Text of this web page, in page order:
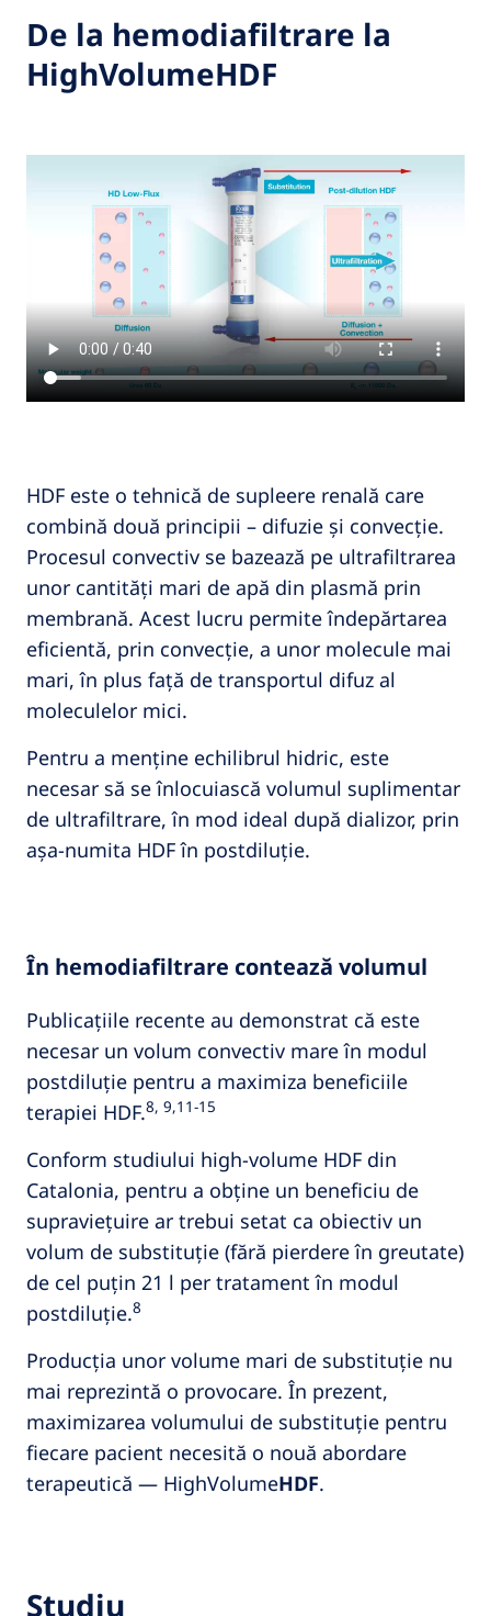
De la hemodiafiltrare la
HighVolumeHDF
HDF este o tehnică de supleere renală care
combină două principii – difuzie și convecție.
Procesul convectiv se bazează pe ultrafiltrarea
unor cantități mari de apă din plasmă prin
membrană. Acest lucru permite îndepărtarea
eficientă, prin convecție, a unor molecule mai
mari, în plus față de transportul difuz al
moleculelor mici.
Pentru a menține echilibrul hidric, este
necesar să se înlocuiască volumul suplimentar
de ultrafiltrare, în mod ideal după dializor, prin
așa-numita HDF în postdiluție.
În hemodiafiltrare contează volumul
Publicațiile recente au demonstrat că este
necesar un volum convectiv mare în modul
postdiluție pentru a maximiza beneficiile
terapiei HDF.8, 9,11-15
Conform studiului high-volume HDF din
Catalonia, pentru a obține un beneficiu de
supraviețuire ar trebui setat ca obiectiv un
volum de substituție (fără pierdere în greutate)
de cel puțin 21 l per tratament în modul
postdiluție.8
Producția unor volume mari de substituție nu
mai reprezintă o provocare. În prezent,
maximizarea volumului de substituție pentru
fiecare pacient necesită o nouă abordare
terapeutică — HighVolumeHDF.
Studiu